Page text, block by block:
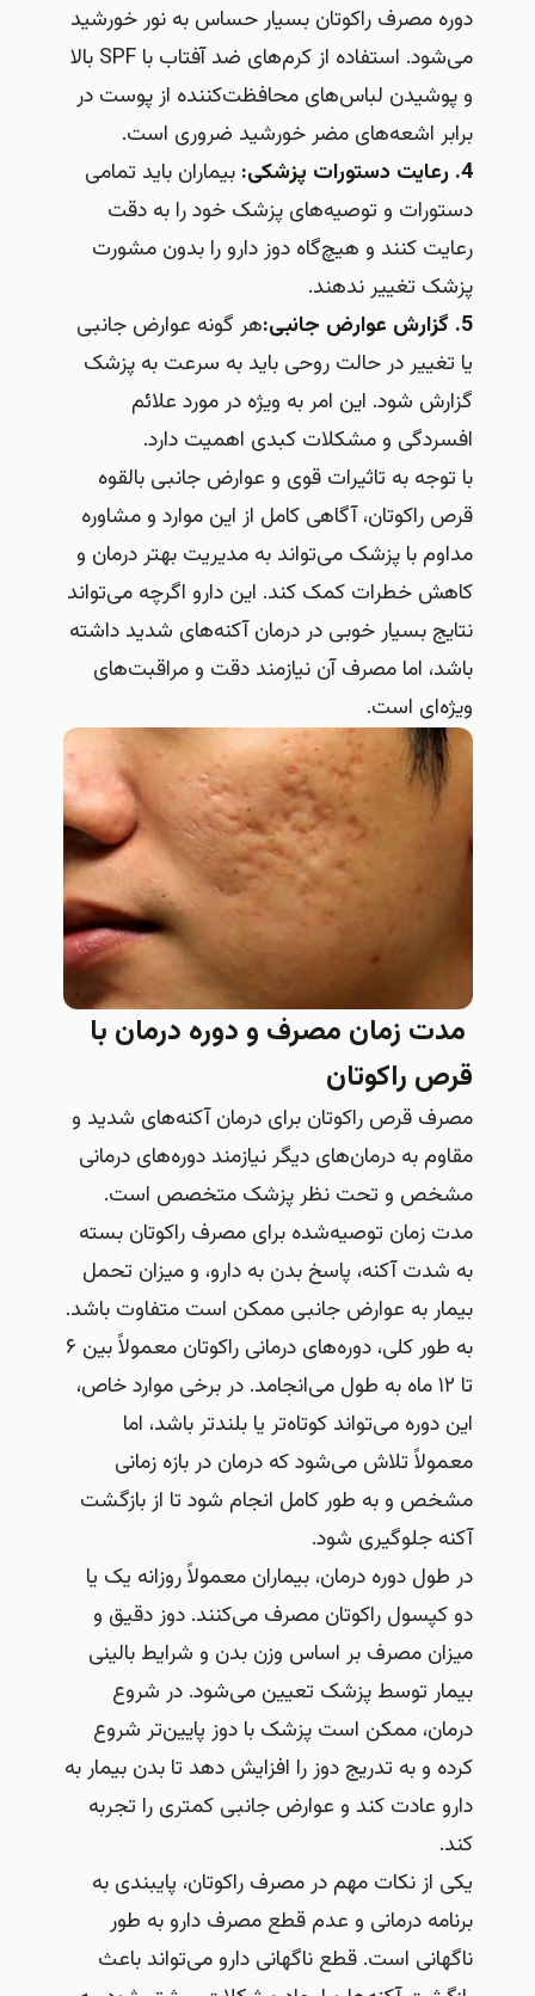
دوره مصرف راکوتان بسیار حساس به نور خورشید
می‌شود. استفاده از کرم‌های ضد آفتاب با SPF بالا
و پوشیدن لباس‌های محافظت‌کننده از پوست در
برابر اشعه‌های مضر خورشید ضروری است.
4. رعایت دستورات پزشکی:
بیماران باید تمامی
دستورات و توصیه‌های پزشک خود را به دقت
رعایت کنند و هیچ‌گاه دوز دارو را بدون مشورت
پزشک تغییر ندهند.
5. گزارش عوارض جانبی:
هر گونه عوارض جانبی
یا تغییر در حالت روحی باید به سرعت به پزشک
گزارش شود. این امر به ویژه در مورد علائم
افسردگی و مشکلات کبدی اهمیت دارد.
با توجه به تاثیرات قوی و عوارض جانبی بالقوه
قرص راکوتان، آگاهی کامل از این موارد و مشاوره
مداوم با پزشک می‌تواند به مدیریت بهتر درمان و
کاهش خطرات کمک کند. این دارو اگرچه می‌تواند
نتایج بسیار خوبی در درمان آکنه‌های شدید داشته
باشد، اما مصرف آن نیازمند دقت و مراقبت‌های
ویژه‌ای است.
مدت زمان مصرف و دوره درمان با
قرص راکوتان
مصرف قرص راکوتان برای درمان آکنه‌های شدید و
مقاوم به درمان‌های دیگر نیازمند دوره‌های درمانی
مشخص و تحت نظر پزشک متخصص است.
مدت زمان توصیه‌شده برای مصرف راکوتان بسته
به شدت آکنه، پاسخ بدن به دارو، و میزان تحمل
بیمار به عوارض جانبی ممکن است متفاوت باشد.
به طور کلی، دوره‌های درمانی راکوتان معمولاً بین ۶
تا ۱۲ ماه به طول می‌انجامد. در برخی موارد خاص،
این دوره می‌تواند کوتاه‌تر یا بلندتر باشد، اما
معمولاً تلاش می‌شود که درمان در بازه زمانی
مشخص و به طور کامل انجام شود تا از بازگشت
آکنه جلوگیری شود.
در طول دوره درمان، بیماران معمولاً روزانه یک یا
دو کپسول راکوتان مصرف می‌کنند. دوز دقیق و
میزان مصرف بر اساس وزن بدن و شرایط بالینی
بیمار توسط پزشک تعیین می‌شود. در شروع
درمان، ممکن است پزشک با دوز پایین‌تر شروع
کرده و به تدریج دوز را افزایش دهد تا بدن بیمار به
دارو عادت کند و عوارض جانبی کمتری را تجربه
کند.
یکی از نکات مهم در مصرف راکوتان، پایبندی به
برنامه درمانی و عدم قطع مصرف دارو به طور
ناگهانی است. قطع ناگهانی دارو می‌تواند باعث